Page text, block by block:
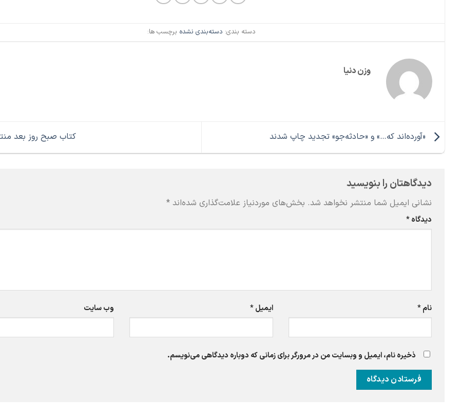
دسته بندی: دسته‌بندی نشده برچسب ها:
وزن دنیا
«آورده‌اند که…» و «حادثه‌جو» تجدید چاپ شدند کتاب صبح روز بعد
دیدگاهتان را بنویسید
نشانی ایمیل شما منتشر نخواهد شد. بخش‌های موردنیاز علامت‌گذاری شده‌اند *
دیدگاه*
نام* ایمیل* وب‌ سایت
ذخیره نام، ایمیل و وبسایت من در مرورگر برای زمانی که دوباره دیدگاهی می‌نویسم.